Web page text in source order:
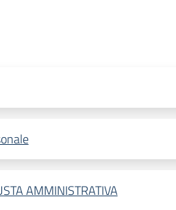
AMMINISTRATIVA